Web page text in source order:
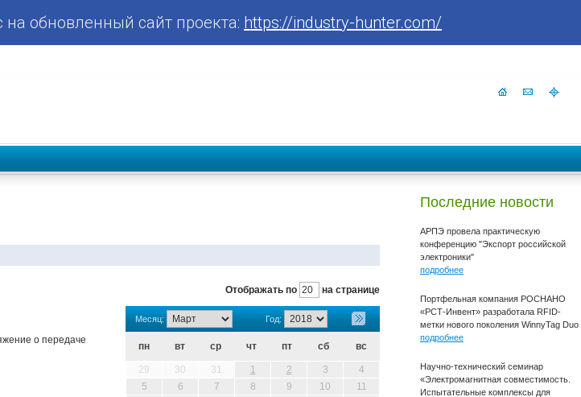
обновленный сайт проекта: https://industry-hunter.com/
Отображать по на странице
Месяц: Год:
пн вт ср чт пт сб вс
29 30 31 1 2 3
4
5
6 7 8 9 10
11
о передаче
Последние новости
АРПЭ провела практическую
конференцию "Экспорт российской
электроники"
подробнее
Портфельная компания РОСНАНО
«РСТ-Инвент» разработала RFID-
метки нового поколения WinnyTag Duo
подробнее
Научно-технический семинар
«Электромагнитная совместимость.
Испытательные комплексы для